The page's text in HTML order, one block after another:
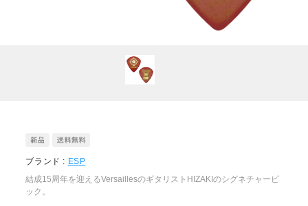
ブランド : ESP
結成15周年を迎えるVersaillesのギタリストHIZAKIのシグネチャーピ
ック。